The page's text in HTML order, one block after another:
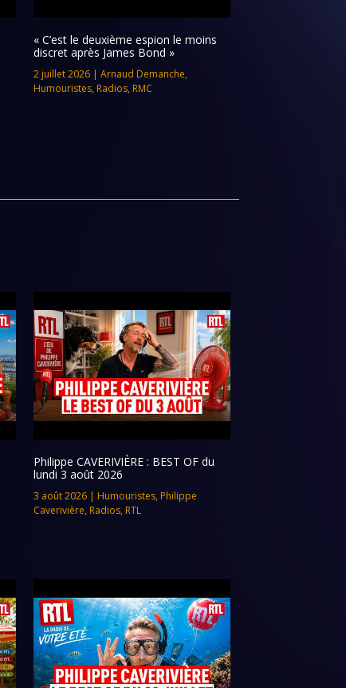
« C’est le deuxième espion le moins
discret après James Bond »
2 juillet 2026| Arnaud Demanche,
Humouristes, Radios, RMC
Philippe CAVERIVIÈRE : BEST OF du
lundi 3 août 2026
3 août 2026| Humouristes, Philippe
Caverivière, Radios, RTL